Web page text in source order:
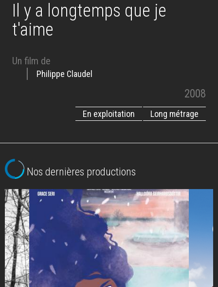
Il y a longtemps que je
t'aime
Un film de
Philippe Claudel
2008
Long métrage
En exploitation
Nos dernières productions